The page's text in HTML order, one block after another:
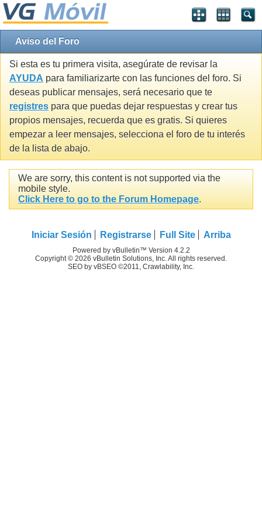
Aviso del Foro
Si esta es tu primera visita, asegúrate de revisar la
AYUDA para familiarizarte con las funciones del foro. Si
deseas publicar mensajes, será necesario que te
registres para que puedas dejar respuestas y crear tus
propios mensajes, recuerda que es gratis. Si quieres
empezar a leer mensajes, selecciona el foro de tu interés
de la lista de abajo.
We are sorry, this content is not supported via the
mobile style.
Click Here to go to the Forum Homepage.
Iniciar Sesión Registrarse Full Site Arriba
Powered by vBulletin™ Version 4.2.2
Copyright © 2026 vBulletin Solutions, Inc. All rights reserved.
SEO by vBSEO ©2011, Crawlability, Inc.